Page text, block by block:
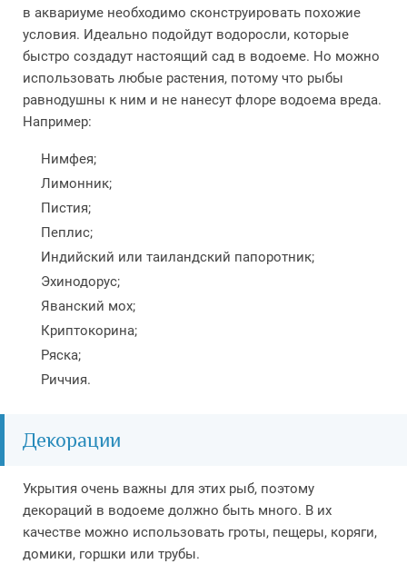
в аквариуме необходимо сконструировать похожие
условия. Идеально подойдут водоросли, которые
быстро создадут настоящий сад в водоеме. Но можно
использовать любые растения, потому что рыбы
равнодушны к ним и не нанесут флоре водоема вреда.
Например:
Нимфея;
Лимонник;
Пистия;
Пеплис;
Индийский или таиландский папоротник;
Эхинодорус;
Яванский мох;
Криптокорина;
Ряска;
Риччия.
Декорации
Укрытия очень важны для этих рыб, поэтому
декораций в водоеме должно быть много. В их
качестве можно использовать гроты, пещеры, коряги,
домики, горшки или трубы.